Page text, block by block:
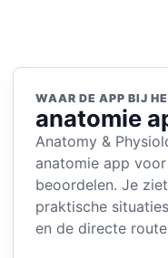
WAAR DE APP BIJ
anatomie
Anatomy &
anatomie app
beoordelen. Je
praktische
en de directe